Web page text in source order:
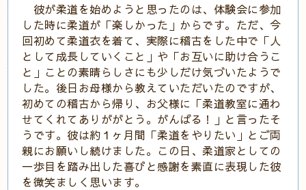
彼が柔道を始めようと思ったのは、体験会に参加
した時に柔道が「楽しかった」からです。ただ、今
回初めて柔道衣を着て、実際に稽古をした中で「人
として成長していくこと」や「お互いに助け合うこ
と」ことの素晴らしさにも少しだけ気づいたようで
した。後日お母様から教えていただいたのですが、
初めての稽古から帰り、お父様に「柔道教室に通わ
せてくれてありががとう。がんばる！」と言ったそ
うです。彼は約１ヶ月間「柔道をやりたい」とご両
親にお願いし続けました。この日、柔道家としての
一歩目を踏み出した喜びと感謝を素直に表現した彼
を微笑ましく思います。